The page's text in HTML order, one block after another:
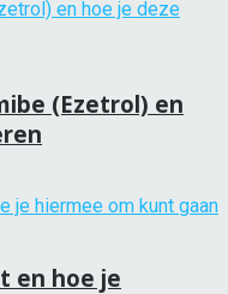
(Ezetrol) en
en hoe je